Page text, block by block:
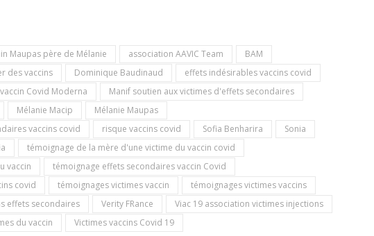
Maupas père de Mélanie association AAVIC Team
BAM
des vaccins Dominique Baudinaud
effets indésirables vaccins covid
Covid Moderna
Manif soutien aux victimes d'effets secondaires
Mélanie Macip
Mélanie Maupas
vaccins covid
risque vaccins covid Sofia Benharira
Sonia
témoignage de la mère d'une victime du vaccin covid
vaccin
témoignage effets secondaires vaccin Covid
covid
témoignages victimes vaccin
témoignages victimes vaccins
effets secondaires Verity FRance
Viac 19 association victimes injections
du vaccin Victimes vaccins Covid 19